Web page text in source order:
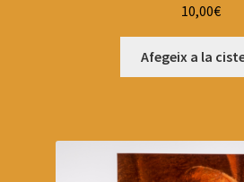
10,00€
Afegeix a la